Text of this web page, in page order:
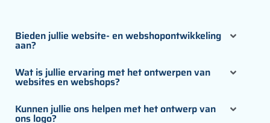
Bieden jullie website- en webshopontwikkeling
aan?
Wat is jullie ervaring met het ontwerpen van
websites en webshops?
Kunnen jullie ons helpen met het ontwerp van
ons logo?